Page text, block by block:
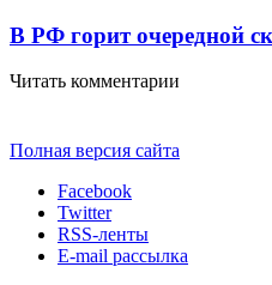
В РФ горит очередной
Читать комментарии
Полная версия сайта
Facebook
Twitter
RSS-ленты
E-mail рассылка